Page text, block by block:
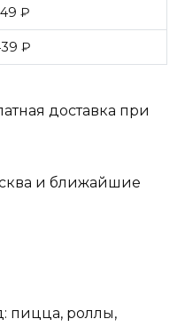
₽
₽
доставка при
и ближайшие
пицца, роллы,